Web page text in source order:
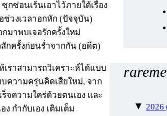
ซ่อนเร้นเอาไว้ภายใต้เรื่อง
ช่วงเวลาอกหัก (ปัจจุบัน)
มาพบเจอรักครั้งใหม่
ครั้งก่อนร่ำจากกัน (อดีต)
ราสามารถวิเคราะห์ได้แบบ
ความครุ่นคิดเสียใหม่, จาก
จความใคร่ด้วยตนเอง และ
กำกับเอง เติมเต็ม
▼ 2026